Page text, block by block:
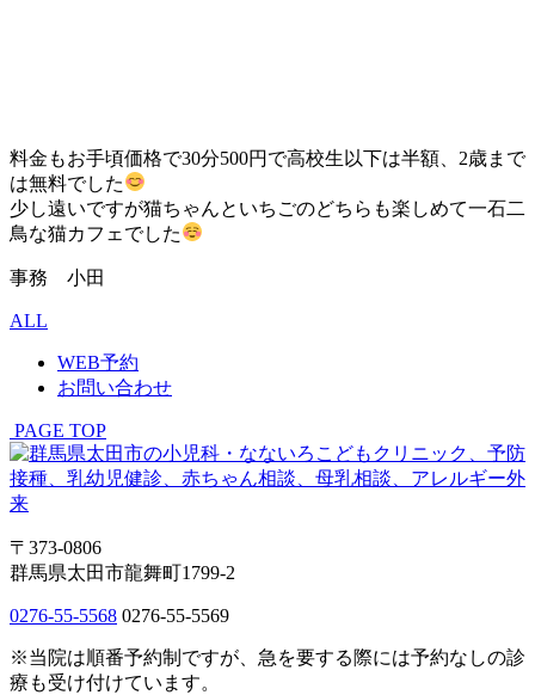
料金もお手頃価格で30分500円で高校生以下は半額、2歳まで
は無料でした
少し遠いですが猫ちゃんといちごのどちらも楽しめて一石二
鳥な猫カフェでした
事務 小田
ALL
WEB予約
お問い合わせ
PAGE TOP
〒373-0806
群馬県太田市龍舞町1799-2
0276-55-5568 0276-55-5569
※当院は順番予約制ですが、急を要する際には予約なしの診
療も受け付けています。